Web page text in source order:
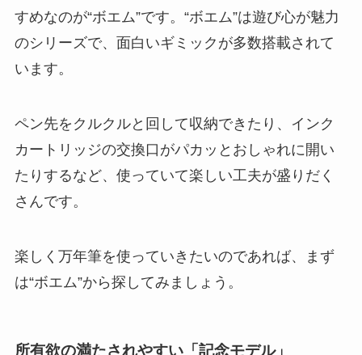
すめなのが“ボエム”です。“ボエム”は遊び心が魅力
のシリーズで、 面白いギミックが多数搭載されて
います。
ペン先をクルクルと回して収納できたり、インク
カートリッジの交換口がパカッとおしゃれに開い
たりするなど、使っていて楽しい工夫が盛りだく
さんです。
楽しく万年筆を使っていきたいのであれば、まず
は“ボエム”から探してみましょう。
所有欲の満たされやすい「記念モデル」